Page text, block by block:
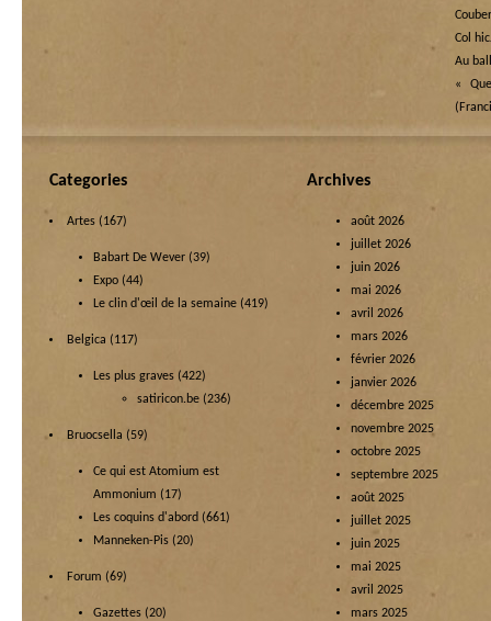
Col
Au
«
Categories
Artes (167)
Babart De Wever (39)
Expo (44)
Le clin d'œil de la semaine (419)
Belgica (117)
Les plus graves (422)
satiricon.be (236)
Bruocsella (59)
Ce qui est Atomium est
Ammonium (17)
Les coquins d'abord (661)
Manneken-Pis (20)
Forum (69)
Gazettes (20)
Archives
août 2026
juillet 2026
juin 2026
mai 2026
avril 2026
mars 2026
février 2026
janvier 2026
décembre 2025
novembre 2025
octobre 2025
septembre 2025
août 2025
juillet 2025
juin 2025
mai 2025
avril 2025
mars 2025